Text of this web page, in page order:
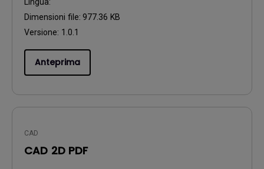
Dimensioni file: 977.36 KB
Versione: 1.0.1
Anteprima
CAD
CAD 2D PDF